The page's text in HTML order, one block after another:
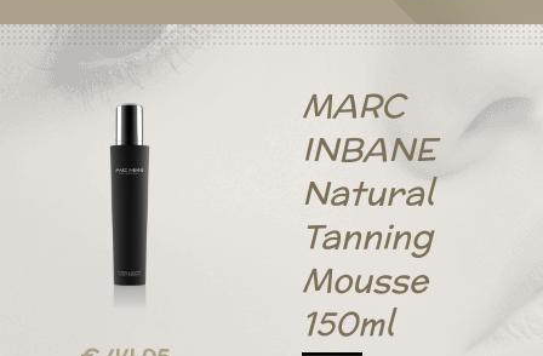
MARC
INBANE
Natural
Tanning
Mousse
150ml